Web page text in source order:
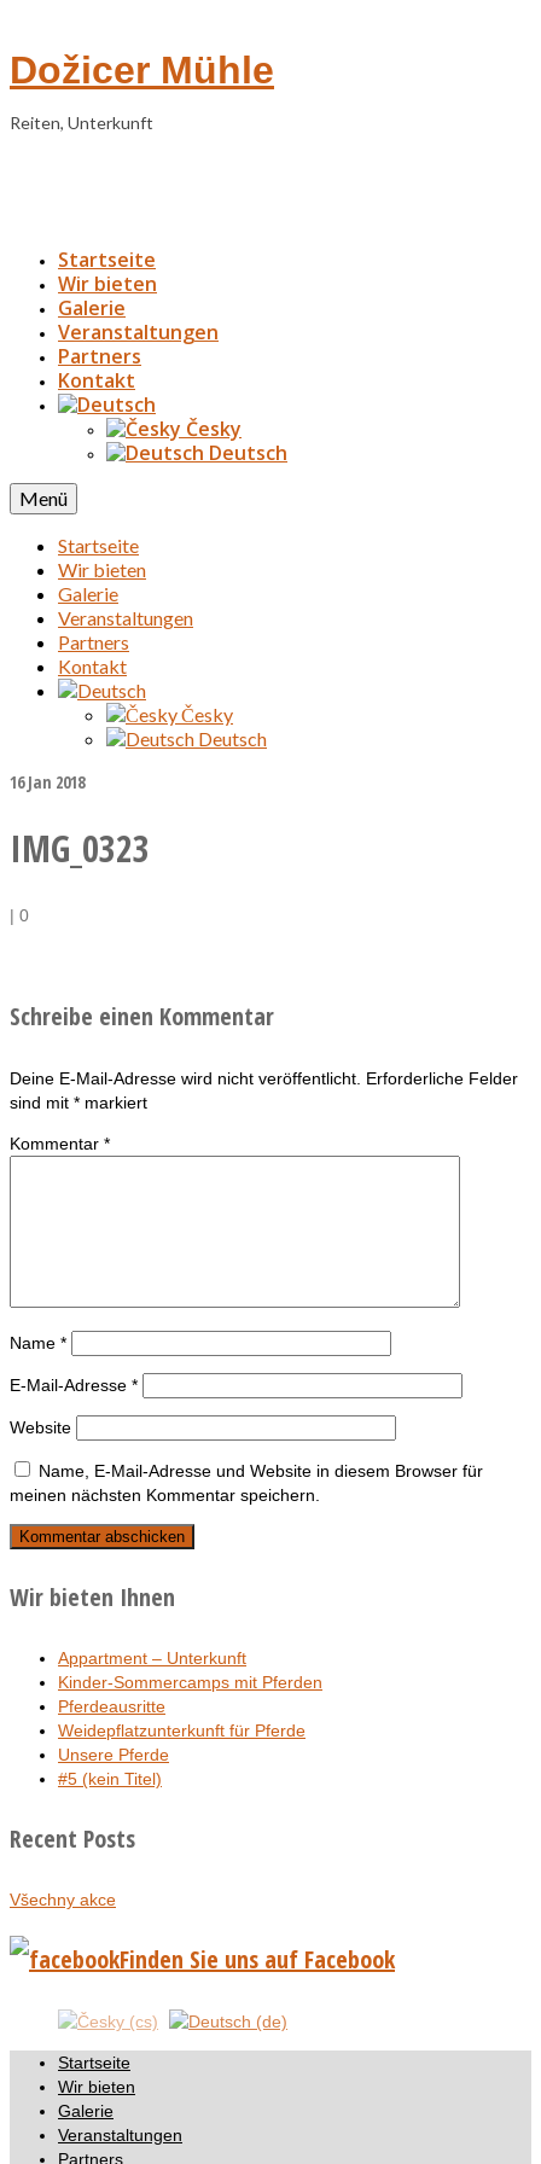
Dožicer Mühle
Reiten, Unterkunft
Startseite
Wir bieten
Galerie
Veranstaltungen
Partners
Kontakt
Česky
Deutsch
Menü
Startseite
Wir bieten
Galerie
Veranstaltungen
Partners
Kontakt
Česky
Deutsch
16Jan 2018
IMG_0323
| 0
Schreibe einen Kommentar
Deine E-Mail-Adresse wird nicht veröffentlicht. Erforderliche Felder
sind mit * markiert
Kommentar *
Name *
E-Mail-Adresse *
Website
Name, E-Mail-Adresse und Website in diesem Browser für
meinen nächsten Kommentar speichern.
Wir bieten Ihnen
Appartment – Unterkunft
Kinder-Sommercamps mit Pferden
Pferdeausritte
Weidepflatzunterkunft für Pferde
Unsere Pferde
#5 (kein Titel)
Recent Posts
Všechny akce
Finden Sie uns auf Facebook
Startseite
Wir bieten
Galerie
Veranstaltungen
Partners